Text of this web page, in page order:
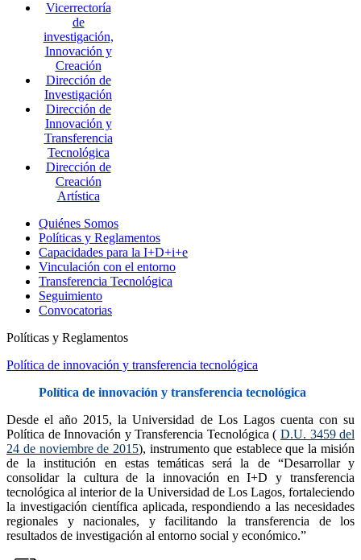
Vicerrectoría
de
investigación,
Innovación y
Creación
Dirección de
Investigación
Dirección de
Innovación y
Transferencia
Tecnológica
Dirección de
Creación
Artística
Quiénes Somos
Políticas y Reglamentos
Capacidades para la I+D+i+e
Vinculación con el entorno
Transferencia Tecnológica
Seguimiento
Convocatorias
Políticas y Reglamentos
Política de innovación y transferencia tecnológica
Política de innovación y transferencia tecnológica
Desde el año 2015, la Universidad de Los Lagos cuenta con su
Política de Innovación y Transferencia Tecnológica ( D.U. 3459 del
24 de noviembre de 2015), instrumento que establece que la misión
de la institución en estas temáticas será la de “Desarrollar y
consolidar la cultura de la innovación en I+D y transferencia
tecnológica al interior de la Universidad de Los Lagos, fortaleciendo
la investigación científica aplicada, respondiendo a las necesidades
regionales y nacionales, y facilitando la transferencia de los
resultados de investigación al entorno social y económico.”